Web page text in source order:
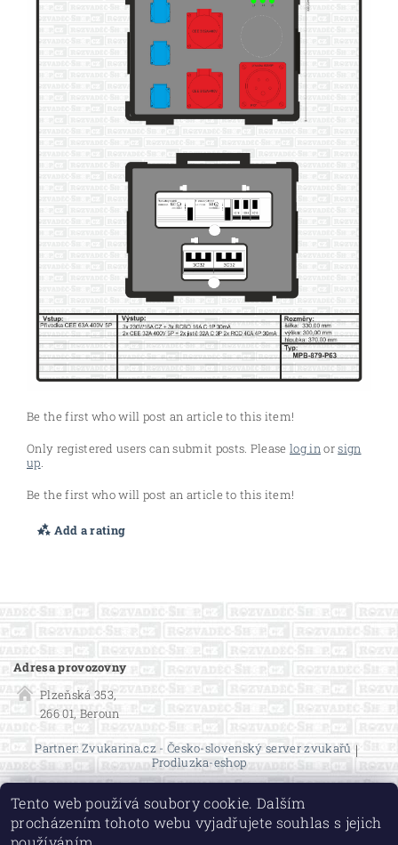
Be the first who will post an article to this item!
Only registered users can submit posts. Pleaselog inorsign
up.
Be the first who will post an article to this item!
Add a rating
Adresa provozovny
Plzeňská 353,
266 01, Beroun
Partner: Zvukarina.cz - Česko-slovenský server zvukařů |
Prodluzka-eshop
Tento web používá soubory cookie. Dalším
procházením tohoto webu vyjadřujete souhlas s jejich